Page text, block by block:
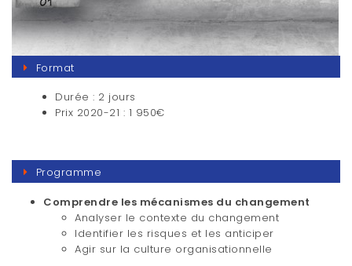
Format
Durée : 2 jours
Prix 2020-21 : 1 950€
Programme
Comprendre les mécanismes du changement
Analyser le contexte du changement
Identifier les risques et les anticiper
Agir sur la culture organisationnelle